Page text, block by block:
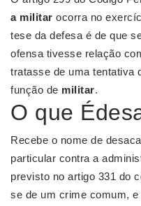
a militar ocorra no
tese da defesa é de que
ofensa tivesse relação
tratasse de uma tentativa
função de militar.
O que
Recebe o nome de
particular contra a
previsto no artigo 331 do
se de um crime comum,